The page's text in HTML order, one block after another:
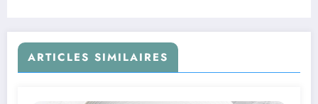
ARTICLES SIMILAIRES